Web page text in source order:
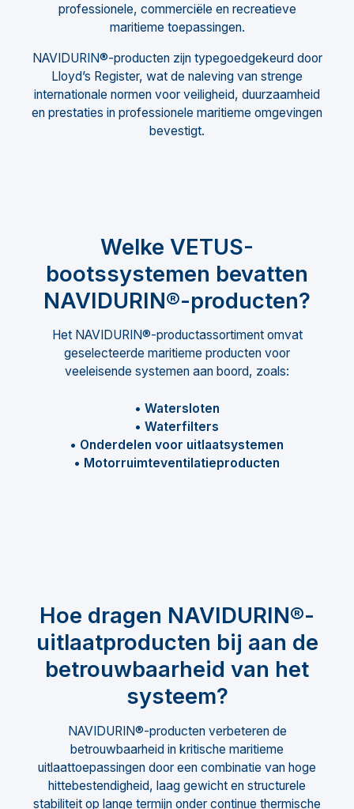
professionele, commerciële en recreatieve
maritieme toepassingen.
NAVIDURIN®-producten zijn typegoedgekeurd door
Lloyd’s Register, wat de naleving van strenge
internationale normen voor veiligheid, duurzaamheid
en prestaties in professionele maritieme omgevingen
bevestigt.
Welke VETUS-
bootssystemen bevatten
NAVIDURIN®-producten?
Het NAVIDURIN®-productassortiment omvat
geselecteerde maritieme producten voor
veeleisende systemen aan boord, zoals:
• Watersloten
• Waterfilters
• Onderdelen voor uitlaatsystemen
• Motorruimteventilatieproducten
Hoe dragen NAVIDURIN®-
uitlaatproducten bij aan de
betrouwbaarheid van het
systeem?
NAVIDURIN®-producten verbeteren de
betrouwbaarheid in kritische maritieme
uitlaattoepassingen door een combinatie van hoge
hittebestendigheid, laag gewicht en structurele
stabiliteit op lange termijn onder continue thermische